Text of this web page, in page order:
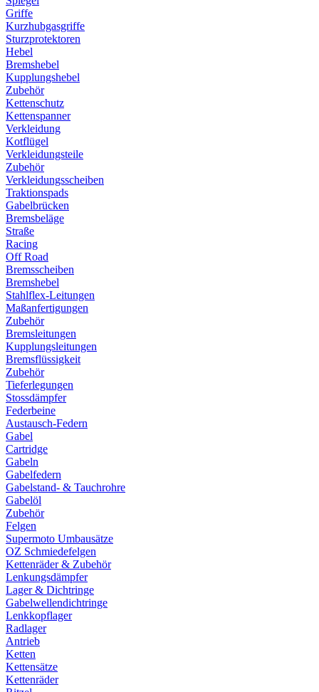
Griffe
Kurzhubgasgriffe
Sturzprotektoren
Hebel
Bremshebel
Kupplungshebel
Zubehör
Kettenschutz
Kettenspanner
Verkleidung
Kotflügel
Verkleidungsteile
Zubehör
Verkleidungsscheiben
Traktionspads
Gabelbrücken
Bremsbeläge
Straße
Racing
Off Road
Bremsscheiben
Bremshebel
Stahlflex-Leitungen
Maßanfertigungen
Zubehör
Bremsleitungen
Kupplungsleitungen
Bremsflüssigkeit
Zubehör
Tieferlegungen
Stossdämpfer
Federbeine
Austausch-Federn
Gabel
Cartridge
Gabeln
Gabelfedern
Gabelstand- & Tauchrohre
Gabelöl
Zubehör
Felgen
Supermoto Umbausätze
OZ Schmiedefelgen
Kettenräder & Zubehör
Lenkungsdämpfer
Lager & Dichtringe
Gabelwellendichtringe
Lenkkopflager
Radlager
Antrieb
Ketten
Kettensätze
Kettenräder